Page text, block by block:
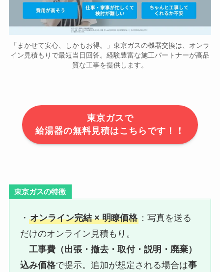
「まかせて安心、しかもお得。」東京ガスの機器交換は、オンラ
イン見積もりで最短当日回答。経験豊富な施工パートナーが高品
質な工事を提供します。
東京ガスで
給湯器の無料見積はこちらです！！
東京ガスの特徴
・オンライン完結 × 明瞭価格 ：写真を送る
だけのオンライン見積もり。
工事費（出張・撤去・取付・説明・廃棄）
込み価格で提示。追加が想定される場合は事